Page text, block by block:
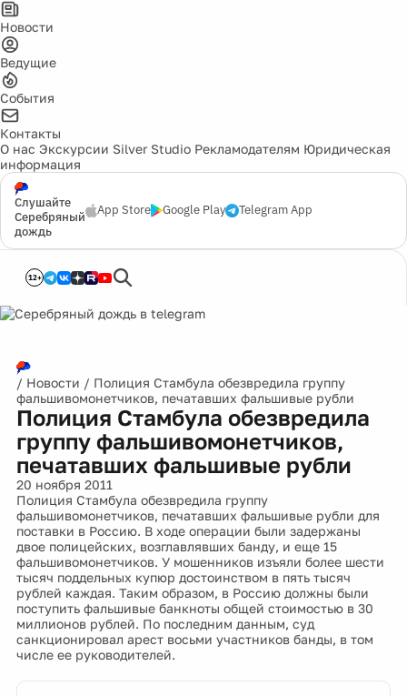
Новости
Ведущие
События
Контакты
О нас Экскурсии Silver Studio Рекламодателям Юридическая
информация
Слушайте
Серебряный
дождь
App Store Google Play Telegram App
12+
/ Новости / Полиция Стамбула обезвредила группу
фальшивомонетчиков, печатавших фальшивые рубли
Полиция Стамбула обезвредила
группу фальшивомонетчиков,
печатавших фальшивые рубли
20 ноября 2011
Полиция Стамбула обезвредила группу
фальшивомонетчиков, печатавших фальшивые рубли для
поставки в Россию. В ходе операции были задержаны
двое полицейских, возглавлявших банду, и еще 15
фальшивомонетчиков. У мошенников изъяли более шести
тысяч поддельных купюр достоинством в пять тысяч
рублей каждая. Таким образом, в Россию должны были
поступить фальшивые банкноты общей стоимостью в 30
миллионов рублей. По последним данным, суд
санкционировал арест восьми участников банды, в том
числе ее руководителей.